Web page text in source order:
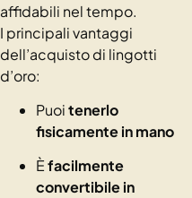
affidabili nel tempo.
I principali vantaggi
dell’acquisto di lingotti
d’oro:
Puoitenerlo
fisicamente in mano
Èfacilmente
convertibile in